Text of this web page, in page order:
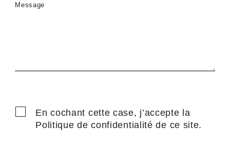
Message
En cochant cette case, j’accepte la
Politique de confidentialité de ce site.